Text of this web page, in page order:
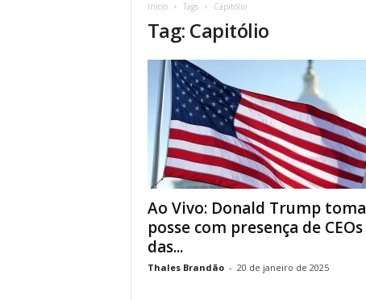
Início Tags Capitólio
Tag: Capitólio
Ao Vivo: Donald Trump toma
posse com presença de CEOs
das...
Thales Brandão - 20 de janeiro de 2025